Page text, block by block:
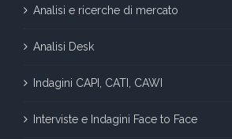
Analisi e ricerche di mercato
Analisi Desk
Indagini CAPI, CATI, CAWI
Interviste e Indagini Face to Face